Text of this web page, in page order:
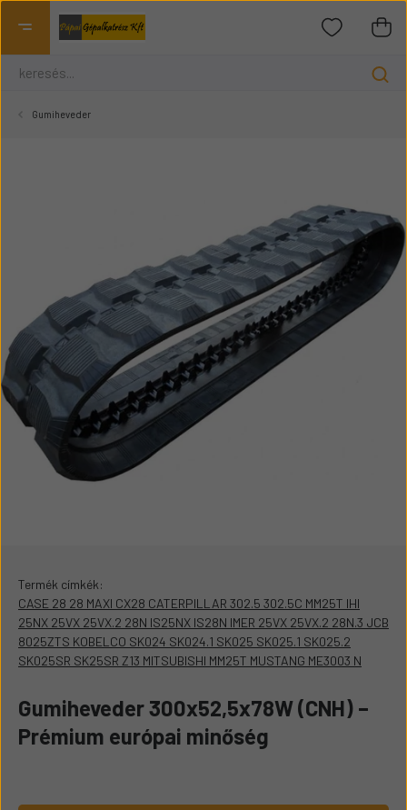
Gumiheveder
Termék címkék:
CASE 28 28 MAXI CX28 CATERPILLAR 302.5 302.5C MM25T IHI
25NX 25VX 25VX.2 28N IS25NX IS28N IMER 25VX 25VX.2 28N.3 JCB
8025ZTS KOBELCO SK024 SK024.1 SK025 SK025.1 SK025.2
SK025SR SK25SR Z13 MITSUBISHI MM25T MUSTANG ME3003 N
Gumiheveder 300x52,5x78W (CNH) –
Prémium európai minőség